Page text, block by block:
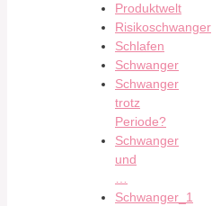
Produktwelt
Risikoschwanger
Schlafen
Schwanger
Schwanger
trotz
Periode?
Schwanger
und
Schwanger_1